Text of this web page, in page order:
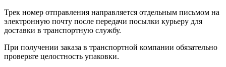
Трек номер отправления направляется отдельным письмом на
электронную почту после передачи посылки курьеру для
доставки в транспортную службу.
При получении заказа в транспортной компании обязательно
проверьте целостность упаковки.